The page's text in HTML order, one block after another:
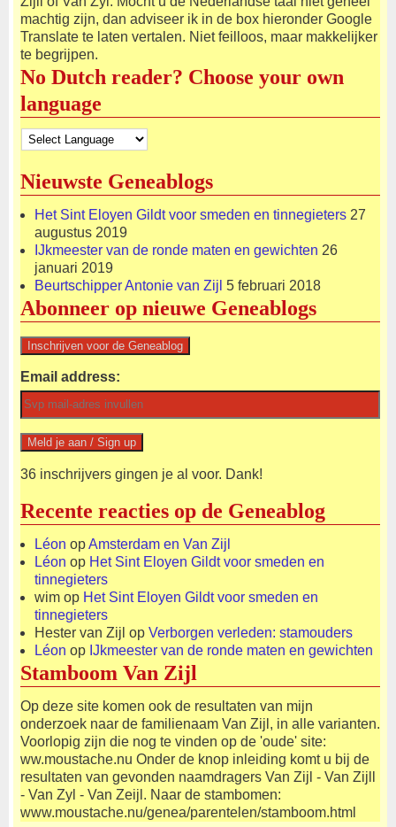
machtig zijn, dan adviseer ik in de box hieronder Google
Translate te laten vertalen. Niet feilloos, maar makkelijker
te begrijpen.
No Dutch reader? Choose your own
language
Nieuwste Geneablogs
Het Sint Eloyen Gildt voor smeden en tinnegieters 27
augustus 2019
IJkmeester van de ronde maten en gewichten 26
januari 2019
Beurtschipper Antonie van Zijl 5 februari 2018
Abonneer op nieuwe Geneablogs
Email address:
36 inschrijvers gingen je al voor. Dank!
Recente reacties op de Geneablog
Léon opAmsterdam en Van Zijl
Léon op Het Sint Eloyen Gildt voor smeden en
tinnegieters
wim op Het Sint Eloyen Gildt voor smeden en
tinnegieters
Hester van Zijl op Verborgen verleden: stamouders
Léon op IJkmeester van de ronde maten en gewichten
Stamboom Van Zijl
Op deze site komen ook de resultaten van mijn
onderzoek naar de familienaam Van Zijl, in alle varianten.
Voorlopig zijn die nog te vinden op de 'oude' site:
ww.moustache.nu Onder de knop inleiding komt u bij de
resultaten van gevonden naamdragers Van Zijl - Van Zijll
- Van Zyl - Van Zeijl. Naar de stambomen:
www.moustache.nu/genea/parentelen/stamboom.html